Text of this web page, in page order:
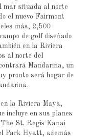
mar situada al norte
el nuevo Fairmont
más, 2,500
de golf diseñado
en la Riviera
al norte del
Mandarina, un
pronto será hogar de
la Riviera Maya,
incluye en sus planes
St. Regis Kanai
Park Hyatt, además